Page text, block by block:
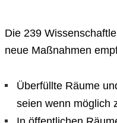
Die 239
neue Maßnahmen
Überfüllte Räume
seien wenn möglich